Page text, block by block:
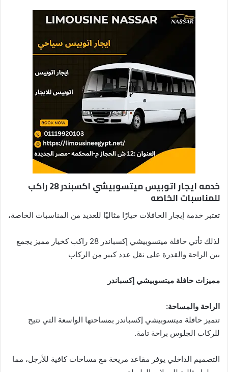
خدمه ايجار اتوبيس ميتسوبيشي اكسبندر 28 راكب
للمناسبات الخاصه
تعتبر خدمة إيجار الحافلات خيارًا مثاليًا للعديد من المناسبات الخاصة،
لذلك تأتي حافلة ميتسوبيشي إكسباندر 28 راكب كخيار مميز يجمع
بين الراحة والقدرة على نقل عدد كبير من الركاب
مميزات حافلة ميتسوبيشي إكسباندر
الراحة والمساحة:
تتميز حافلة ميتسوبيشي إكسباندر بمساحتها الواسعة التي تتيح
للركاب الجلوس براحة تامة.
التصميم الداخلي يوفر مقاعد مريحة مع مساحات كافية للأرجل، مما